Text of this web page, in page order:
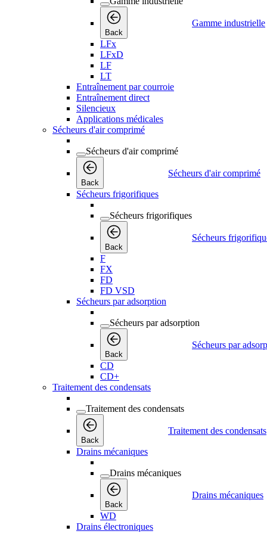
Back
Gamme industrielle
LFx
LFxD
LF
LT
Entraînement par courroie
Entraînement direct
Silencieux
Applications médicales
Sécheurs d'air comprimé
Sécheurs d'air comprimé
Back
Sécheurs d'air comprimé
Sécheurs frigorifiques
Sécheurs frigorifiques
Back
Sécheurs
F
FX
FD
FD VSD
Sécheurs par adsorption
Sécheurs par adsorption
Back
Sécheurs par
CD
CD+
Traitement des condensats
Traitement des condensats
Back
Traitement des condensats
Drains mécaniques
Drains mécaniques
Back
Drains mécaniques
WD
Drains électroniques